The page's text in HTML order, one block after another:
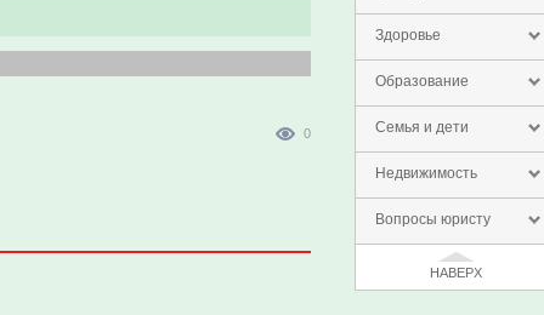
Здоровье
Образование
Семья и дети
Недвижимость
Вопросы юристу
НАВЕРХ
0